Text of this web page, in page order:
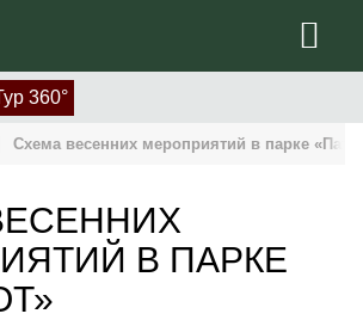
360°
Схема весенних мероприятий в парке
В ПАРКЕ